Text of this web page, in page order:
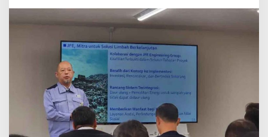
Ikuti
Lokakarya
Jepang